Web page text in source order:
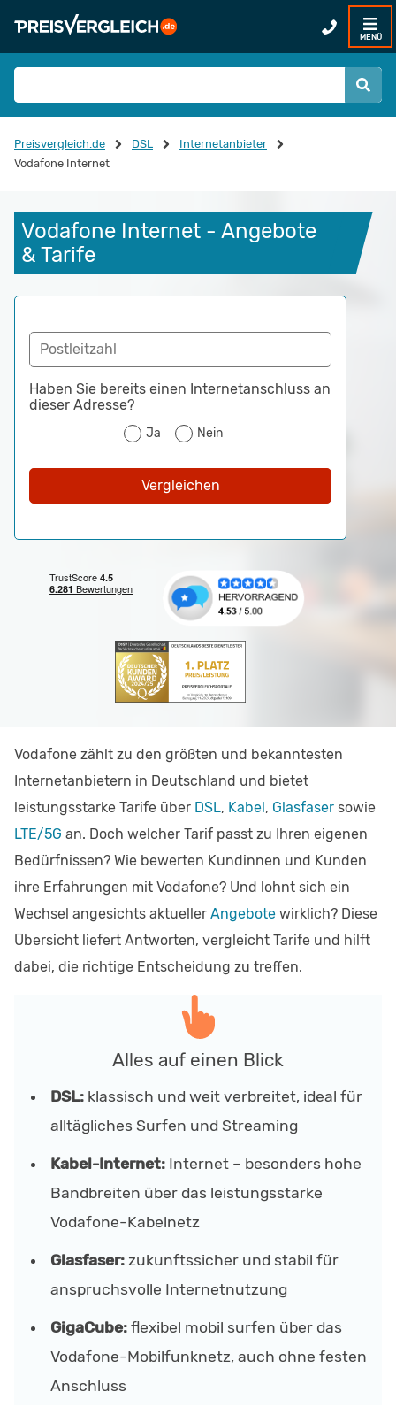
MENÜ
Preisvergleich.de DSL
Internetanbieter
Vodafone Internet
Vodafone Internet - Angebote
& Tarife
Postleitzahl
Haben Sie bereits einen Internetanschluss an
dieser Adresse?
Ja Nein
Vergleichen
Vodafone zählt zu den größten und bekanntesten
Internetanbietern in Deutschland und bietet
leistungsstarke Tarife über DSL, Kabel, Glasfaser sowie
LTE/5G an. Doch welcher Tarif passt zu Ihren eigenen
Bedürfnissen? Wie bewerten Kundinnen und Kunden
ihre Erfahrungen mit Vodafone? Und lohnt sich ein
Wechsel angesichts aktueller Angebote wirklich? Diese
Übersicht liefert Antworten, vergleicht Tarife und hilft
dabei, die richtige Entscheidung zu treffen.
Alles auf einen Blick
DSL: klassisch und weit verbreitet, ideal für
alltägliches Surfen und Streaming
Kabel-Internet: Internet – besonders hohe
Bandbreiten über das leistungsstarke
Vodafone-Kabelnetz
Glasfaser: zukunftssicher und stabil für
anspruchsvolle Internetnutzung
GigaCube: flexibel mobil surfen über das
Vodafone-Mobilfunknetz, auch ohne festen
Anschluss